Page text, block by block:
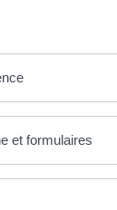
et formulaires